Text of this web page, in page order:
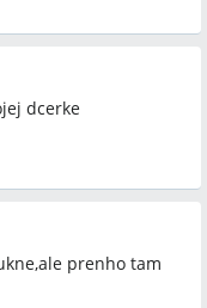
dcerke
prenho tam